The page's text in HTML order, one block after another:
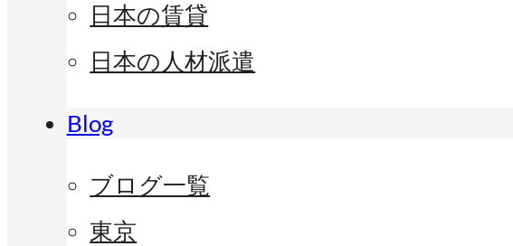
日本の賃貸
日本の人材派遣
Blog
ブログ一覧
東京